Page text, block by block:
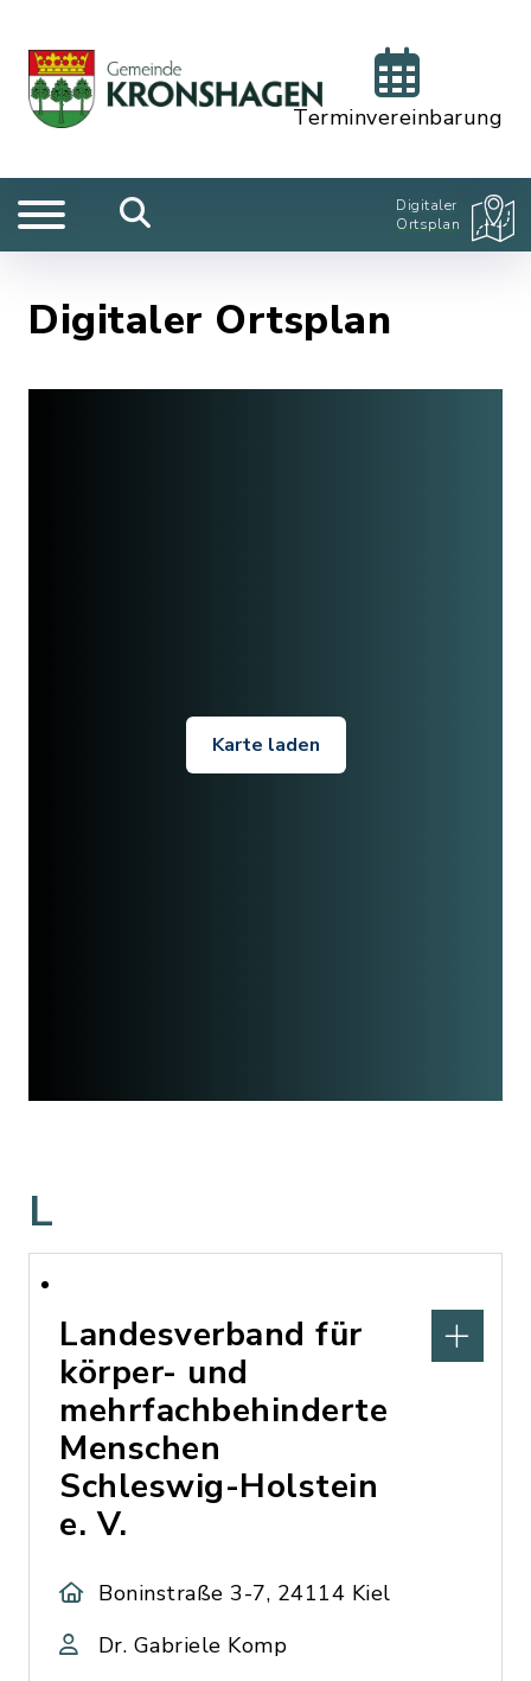
Terminvereinbarung
Digitaler
Ortsplan
Digitaler Ortsplan
Karte laden
L
Landesverband für
körper- und
mehrfachbehinderte
Menschen
Schleswig-Holstein
e. V.
Boninstraße 3-7, 24114 Kiel
Dr. Gabriele Komp